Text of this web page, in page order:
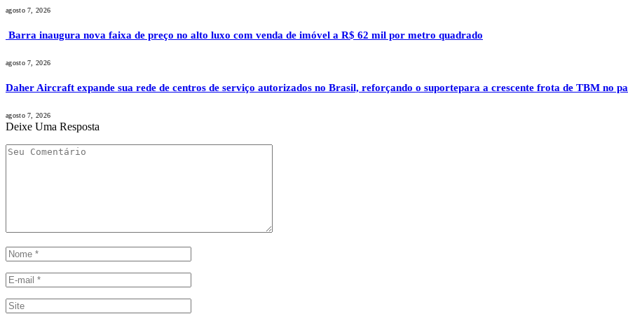
agosto 7, 2026
Barra inaugura nova faixa de preço no alto luxo com venda de imóvel a R$ 62 mil por metro quadrado
agosto 7, 2026
Daher Aircraft expande sua rede de centros de serviço autorizados no Brasil, reforçando o suportepara a crescente frota de TBM no
agosto 7, 2026
Deixe Uma Resposta